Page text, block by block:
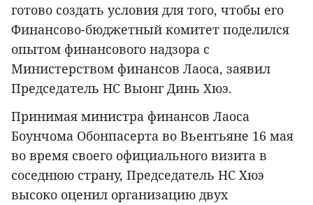
готово создать условия для того, чтобы его
Финансово-бюджетный комитет поделился
опытом финансового надзора с
Министерством финансов Лаоса, заявил
Председатель НС Выонг Динь Хюэ.
Принимая министра финансов Лаоса
Боунчома Обонпасерта во Вьентьяне 16 мая
во время своего официального визита в
соседнюю страну, Председатель НС Хюэ
высоко оценил организацию двух